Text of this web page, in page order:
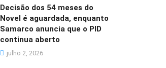
Decisão dos 54 meses do
Novel é aguardada, enquanto
Samarco anuncia que o PID
continua aberto
julho 2, 2026